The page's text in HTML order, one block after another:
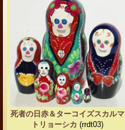
死者の日赤＆ターコイズスカルマ
トリョーシカ (rrdt03)